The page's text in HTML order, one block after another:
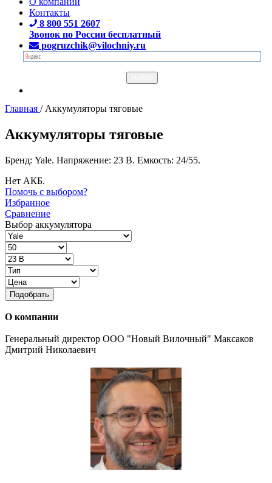
Контакты
8 800 551 2607
Звонок по России бесплатный
pogruzchik@vilochniy.ru
Главная / Аккумуляторы тяговые
Аккумуляторы тяговые
Бренд: Yale. Напряжение: 23 В. Емкость: 24/55.
Нет АКБ.
Помочь с выбором?
Избранное
Сравнение
Выбор аккумулятора
Подобрать
О компании
Генеральный директор ООО "Новый Вилочный" Максаков
Дмитрий Николаевич